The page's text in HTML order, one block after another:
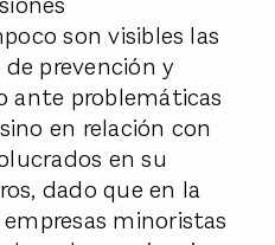
son visibles las
prevención y
ante problemáticas
en relación con
en su
dado que en la
minoristas